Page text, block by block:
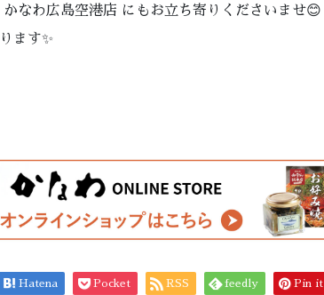
なわ広島空港店 にもお立ち寄りくださいませ😊
ます✨
Hatena Pocket RSS feedly Pin it